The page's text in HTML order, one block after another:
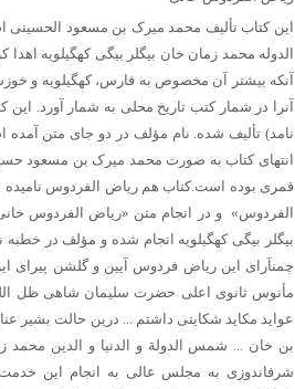
الدوله محمد زمان خان بیگلر بیگى کهگیلویه
آنکه بیشتر آن مخصوص به فارس، کهگیلویه و
آنرا در شمار کتب تاریخ محلی به شمار آورد.
نامد) تألیف شده‏. نام مؤلف در دو جاى متن
قمری بوده است.کتاب هم ریاض الفردوس
الفردوس» و در انجام متن «ریاض الفردوس
بیگلر بیگى کهگیلویه انجام شده و مؤلف در خطبه
چمن‏آراى این ریاض فردوس آیین و گلشن
مأنوس ثانوى اعلى حضرت سلیمان شاهى ظل
عواید مکاید شکایتى داشتم ... درین حالت بشیر
بن خان ... شمس الدولة و الدنیا و الدین
شرف‏اندوزى به مجلس عالى به انجام این